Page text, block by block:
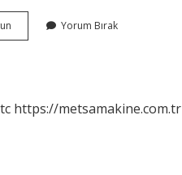
Hangi
Yorum Bırak
https://metsamakine.com.tr